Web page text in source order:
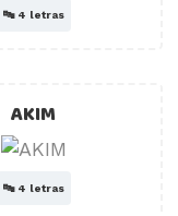
🔤 4 letras
AKIM
🔤 4 letras